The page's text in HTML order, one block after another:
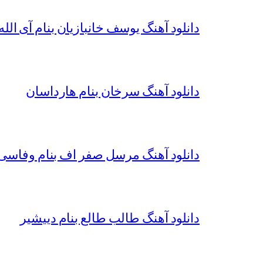
دانلود آهنگ یوسف خانبازیان بنام آی
دانلود آهنگ سرخان بنام هارداسان
دانلود آهنگ مرسل صفر اف بنام
دانلود آهنگ طالب طالع بنام دییشیر